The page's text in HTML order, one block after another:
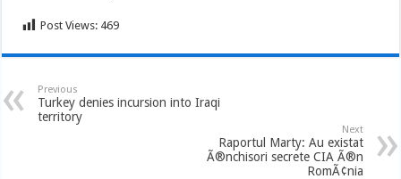
Post Views: 469
Previous
Turkey denies incursion into Iraqi
territory
Next
Raportul Marty: Au existat
Ã®nchisori secrete CIA Ã®n
RomÃ¢nia